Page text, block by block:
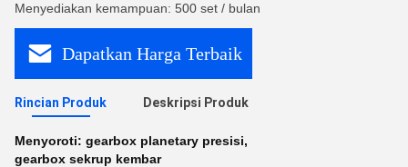
Menyediakan kemampuan: 500 set / bulan
Dapatkan Harga Terbaik
Rincian Produk Deskripsi Produk
Menyoroti: gearbox planetary presisi,
gearbox sekrup kembar